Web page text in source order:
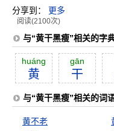
分享到： 更多
阅读(2100次)
与“黄干黑瘦”相关的字
huáng
黄
gān
干
与“黄干黑瘦”相关的词
黄不老